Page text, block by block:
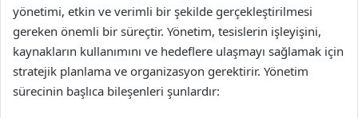
yönetimi, etkin ve verimli bir şekilde gerçekleştirilmesi
gereken önemli bir süreçtir. Yönetim, tesislerin işleyişini,
kaynakların kullanımını ve hedeflere ulaşmayı sağlamak için
stratejik planlama ve organizasyon gerektirir. Yönetim
sürecinin başlıca bileşenleri şunlardır: